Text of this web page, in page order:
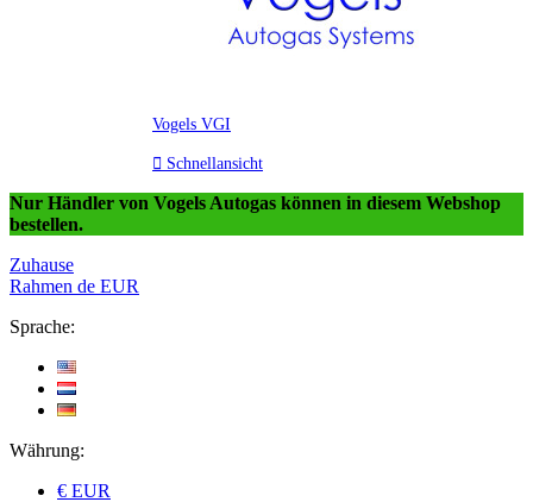
Vogels VGI
 Schnellansicht
Nur Händler von Vogels Autogas können in diesem Webshop
bestellen.
Zuhause
Rahmen de EUR
Sprache:
Währung:
€ EUR